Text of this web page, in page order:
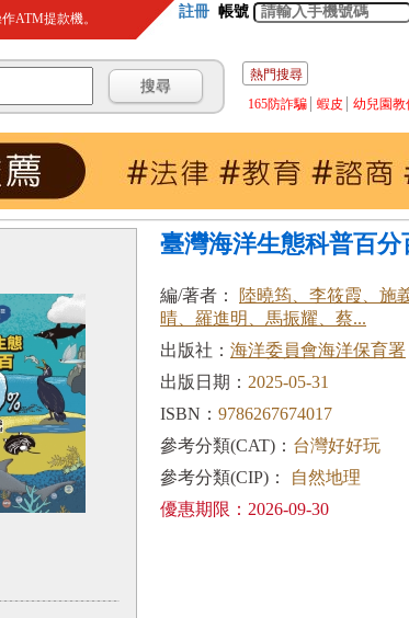
ATM提款機。 註冊 帳號
熱門搜尋
165防詐騙
蝦皮 幼兒園教
臺灣海洋生態科普百分
編/著者：
陸曉筠、李筱霞、施
晴、羅進明、馬振耀、蔡...
出版社： 海洋委員會海洋保育署
出版日期： 2025-05-31
ISBN： 9786267674017
參考分類(CAT)： 台灣好好玩
參考分類(CIP)：
自然地理
優惠期限：2026-09-30